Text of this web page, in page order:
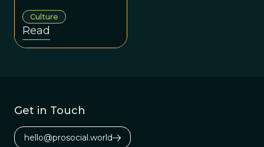
the law be
changed? Two
cases are
pending in the US
Supreme Court of
British Columbia
in 2012 upheld
Culture
Read
Get in Touch
hello@prosocial.world